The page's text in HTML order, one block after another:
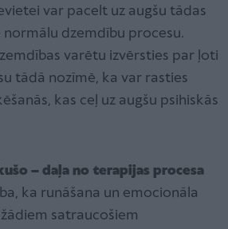
var pacelt uz augšu tādas
normālu dzemdību procesu.
varētu izvērsties par ļoti
tādā nozīmē, ka var rasties
kas ceļ uz augšu psihiskās
– daļa no terapijas procesa
ka runāšana un emocionāla
satraucošiem